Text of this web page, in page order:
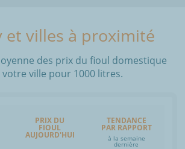
et villes à proximité
des prix du fioul domestique
votre ville pour 1000 litres.
PRIX DU
FIOUL
AUJOURD'HUI
TENDANCE
PAR RAPPORT
à la semaine
dernière